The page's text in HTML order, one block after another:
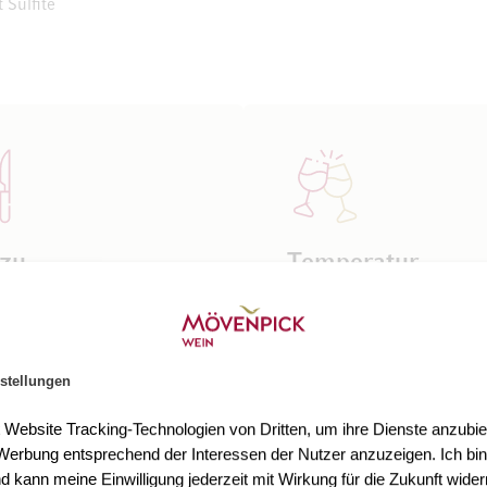
Tracking-Technologien von Dritten, um ihre Dienste
entsprechend der Interessen der Nutzer anzuzeigen. Ich
kann meine Einwilligung jederzeit mit Wirkung für die Zukunft
Sulfite
dunklen Pilzsaucen,
grilliertem Fleisch,
Bergkäse.
Temperatur
kräftigen Rotweinen